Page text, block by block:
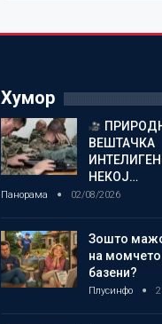
Хумор
ВЕШТАЧКА
НЕКОЈ…
Панорама 02/08/2026
Зошто
на
базени?
Плусинфо